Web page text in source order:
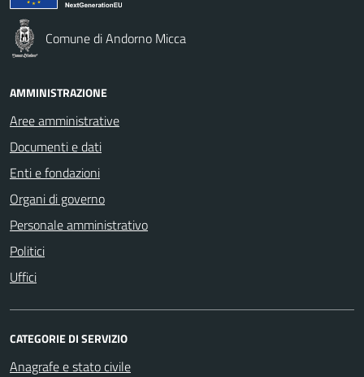
Comune di Andorno Micca
AMMINISTRAZIONE
Aree amministrative
Documenti e dati
Enti e fondazioni
Organi di governo
Personale amministrativo
Politici
Uffici
CATEGORIE DI SERVIZIO
Anagrafe e stato civile